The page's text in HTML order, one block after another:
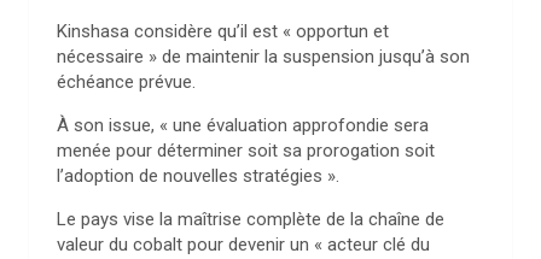
Kinshasa considère qu’il est « opportun et
nécessaire » de maintenir la suspension jusqu’à son
échéance prévue.
À son issue, « une évaluation approfondie sera
menée pour déterminer soit sa prorogation soit
l’adoption de nouvelles stratégies ».
Le pays vise la maîtrise complète de la chaîne de
valeur du cobalt pour devenir un « acteur clé du